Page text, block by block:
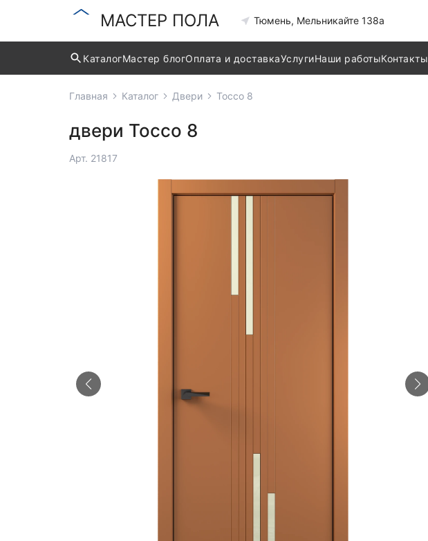
МАСТЕР ПОЛА Тюмень, Мельникайте 138а
КаталогМастер блогОплата и доставкаУслугиНаши работыКонтакты
Главная Каталог Двери Tocco 8
двери Tocco 8
Арт. 21817